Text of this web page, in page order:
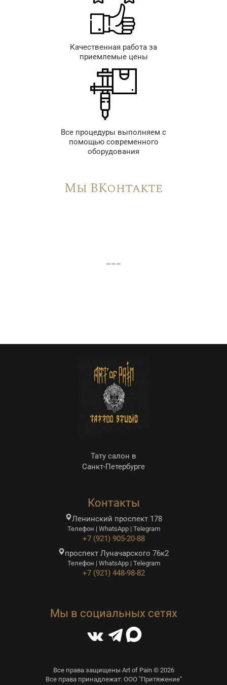
Качественная работа за
приемлемые цены
Все процедуры выполняем с
помощью современного
оборудования
Мы ВКонтакте
Тату салон в
Санкт-Петербурге
Контакты
Ленинский проспект 178
Телефон | WhatsApp | Telegram
+7 (921) 905-20-88
проспект Луначарского 76к2
Телефон | WhatsApp | Telegram
+7 (921) 448-98-82
Мы в социальных сетях
Все права защищены Art of Pain © 2026
Все права принадлежат: ООО "Притяжение"